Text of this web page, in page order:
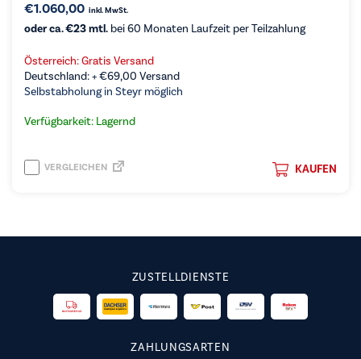
€1.060,00 inkl. MwSt.
oder ca. €23 mtl. bei 60 Monaten Laufzeit per Teilzahlung
Österreich: Gratis Versand
Deutschland: +€69,00 Versand
Selbstabholung in Steyr möglich
Verfügbarkeit: Lagernd
KAUFEN
VERGLEICHEN
ZUSTELLDIENSTE
ZAHLUNGSARTEN